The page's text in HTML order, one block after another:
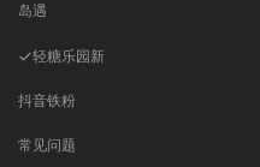
岛遇
轻糖乐园新
抖音铁粉
常见问题